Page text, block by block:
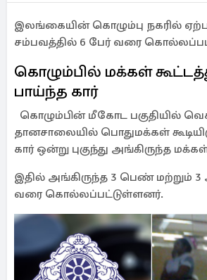
இலங்கையின் கொழும்பு நகரில்
சம்பவத்தில் 6 பேர் வரை
கொழும்பில் மக்கள்
பாய்ந்த கார்
கொழும்பின் மீகோட பகுதியில்
தானசாலையில் பொதுமக்கள்
கார் ஒன்று புகுந்து அங்கிருந்த
இதில் அங்கிருந்த 3 பெண் மற்றும்
வரை கொல்லப்பட்டுள்ளனர்.